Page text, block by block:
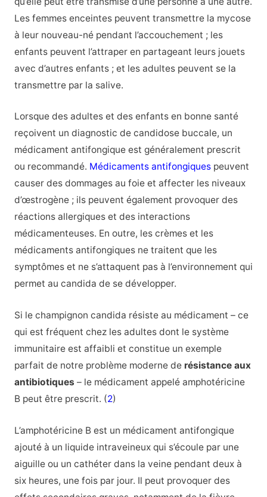
Les femmes enceintes peuvent transmettre la mycose
à leur nouveau-né pendant l’accouchement ; les
enfants peuvent l’attraper en partageant leurs jouets
avec d’autres enfants ; et les adultes peuvent se la
transmettre par la salive.
Lorsque des adultes et des enfants en bonne santé
reçoivent un diagnostic de candidose buccale, un
médicament antifongique est généralement prescrit
ou recommandé. Médicaments antifongiques peuvent
causer des dommages au foie et affecter les niveaux
d’œstrogène ; ils peuvent également provoquer des
réactions allergiques et des interactions
médicamenteuses. En outre, les crèmes et les
médicaments antifongiques ne traitent que les
symptômes et ne s’attaquent pas à l’environnement qui
permet au candida de se développer.
Si le champignon candida résiste au médicament – ce
qui est fréquent chez les adultes dont le système
immunitaire est affaibli et constitue un exemple
parfait de notre problème moderne de résistance aux
antibiotiques – le médicament appelé amphotéricine
B peut être prescrit. (2)
L’amphotéricine B est un médicament antifongique
ajouté à un liquide intraveineux qui s’écoule par une
aiguille ou un cathéter dans la veine pendant deux à
six heures, une fois par jour. Il peut provoquer des